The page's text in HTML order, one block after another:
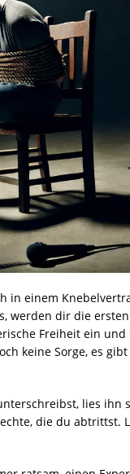
in einem
werden dir die
Freiheit ein
keine Sorge, es
lies ihn
die du abtrittst.